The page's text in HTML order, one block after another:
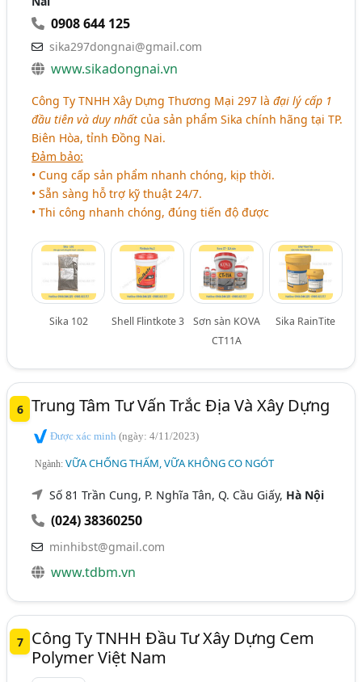
0908 644 125
sika297dongnai@gmail.com
www.sikadongnai.vn
Công Ty TNHH Xây Dựng Thương Mại 297 làđại lý cấp 1
đầu tiên và duy nhất của sản phẩm Sika chính hãng tại TP.
Biên Hòa, tỉnh Đồng Nai.
Đảm bảo:
• Cung cấp sản phẩm nhanh chóng, kịp thời.
• Sẵn sàng hỗ trợ kỹ thuật 24/7.
• Thi công nhanh chóng, đúng tiến độ được
Sika 102 Shell Flintkote 3
Sơn sàn KOVA
CT11A
Sika RainTite
6 Trung Tâm Tư Vấn Trắc Địa Và Xây Dựng
Được xác minh(ngày: 4/11/2023)
Ngành:VỮA CHỐNG THẤM, VỮA KHÔNG CO NGÓT
Số 81 Trần Cung, P. Nghĩa Tân, Q. Cầu Giấy, Hà Nội
(024) 38360250
minhibst@gmail.com
www.tdbm.vn
7
Công Ty TNHH Đầu Tư Xây Dựng Cem
Polymer Việt Nam